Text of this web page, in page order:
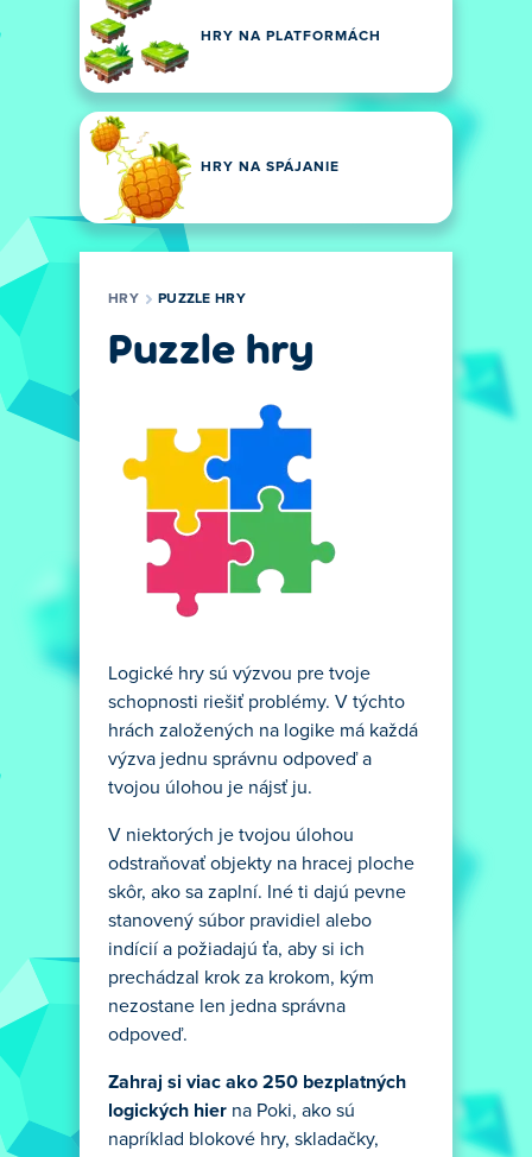
HRY NA PLATFORMÁCH
HRY NA SPÁJANIE
HRY PUZZLE HRY
Puzzle hry
Logické hry sú výzvou pre tvoje
schopnosti riešiť problémy. V týchto
hrách založených na logike má každá
výzva jednu správnu odpoveď a
tvojou úlohou je nájsť ju.
V niektorých je tvojou úlohou
odstraňovať objekty na hracej ploche
skôr, ako sa zaplní. Iné ti dajú pevne
stanovený súbor pravidiel alebo
indícií a požiadajú ťa, aby si ich
prechádzal krok za krokom, kým
nezostane len jedna správna
odpoveď.
Zahraj si viac ako 250 bezplatných
logických hier na Poki, ako sú
napríklad blokové hry, skladačky,